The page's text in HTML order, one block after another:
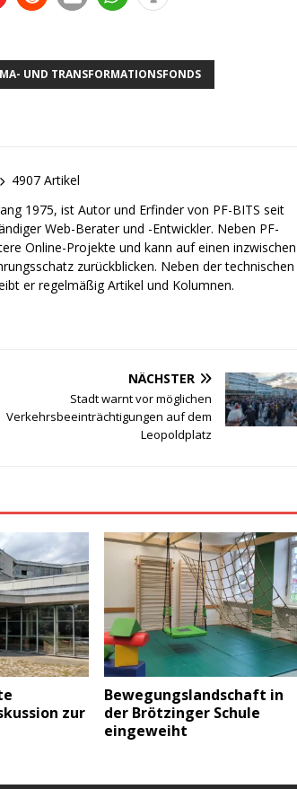
UND TRANSFORMATIONSFONDS
4907 Artikel
1975, ist Autor und Erfinder von PF-BITS seit
Web-Berater und -Entwickler. Neben PF-
Online-Projekte und kann auf einen inzwischen
zurückblicken. Neben der technischen
er regelmäßig Artikel und Kolumnen.
NÄCHSTER
Stadt warnt vor möglichen
Verkehrsbeeinträchtigungen auf dem
Leopoldplatz
zur
Bewegungslandschaft in
der Brötzinger Schule
eingeweiht